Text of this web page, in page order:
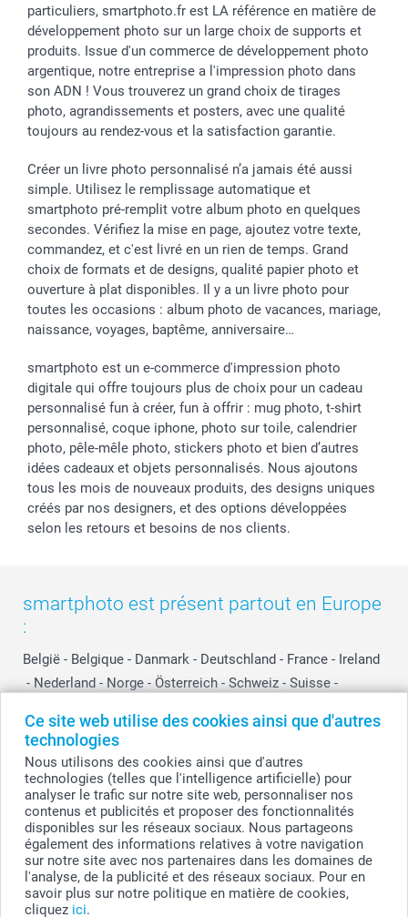
Ce site web utilise des cookies ainsi que d'autres
technologies
Nous utilisons des cookies ainsi que d'autres
technologies (telles que l'intelligence artificielle) pour
analyser le trafic sur notre site web, personnaliser nos
contenus et publicités et proposer des fonctionnalités
disponibles sur les réseaux sociaux. Nous partageons
également des informations relatives à votre navigation
sur notre site avec nos partenaires dans les domaines de
l'analyse, de la publicité et des réseaux sociaux. Pour en
savoir plus sur notre politique en matière de cookies,
cliquez ici.
Dénicheur d'idées cadeau
Baptême
Toussaint
Rentrée des classes
Saint-Valentin
Vacances
Gestion des cookies
Tarifs
Partenariats & Influence
Investisseurs
Livraison
Modes de paiement
Grandes quantités
Statut de ma commande
particuliers, smartphoto.fr est LA référence en matière de
développement photo sur un large choix de supports et
produits. Issue d'un commerce de développement photo
argentique, notre entreprise a l'impression photo dans
son ADN ! Vous trouverez un grand choix de tirages
photo, agrandissements et posters, avec une qualité
toujours au rendez-vous et la satisfaction garantie.
Créer un livre photo personnalisé n’a jamais été aussi
simple. Utilisez le remplissage automatique et
smartphoto pré-remplit votre album photo en quelques
secondes. Vérifiez la mise en page, ajoutez votre texte,
commandez, et c'est livré en un rien de temps. Grand
choix de formats et de designs, qualité papier photo et
ouverture à plat disponibles. Il y a un livre photo pour
toutes les occasions : album photo de vacances, mariage,
naissance, voyages, baptême, anniversaire…
smartphoto est un e-commerce d'impression photo
digitale qui offre toujours plus de choix pour un cadeau
personnalisé fun à créer, fun à offrir : mug photo, t-shirt
personnalisé, coque iphone, photo sur toile, calendrier
photo, pêle-mêle photo, stickers photo et bien d’autres
idées cadeaux et objets personnalisés. Nous ajoutons
tous les mois de nouveaux produits, des designs uniques
créés par nos designers, et des options développées
selon les retours et besoins de nos clients.
smartphoto est présent partout en Europe
:
België - Belgique - Danmark - Deutschland - France - Ireland
- Nederland - Norge - Österreich - Schweiz - Suisse -
Other Countries
© smartphoto group. Tous droits réservés
smartphoto group SA.
Siège social : Kwatrechtsteenweg 160, 9230 Wetteren, Belgique
Numéro de TVA BE 0405.706.755
Numéro d'entreprise 0405.706.755.
Tous les prix sont en EURO (€), TVA incluse et hors frais de port.